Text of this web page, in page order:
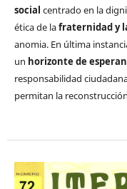
social centrado en la
ética de lafraternidad y
anomia. En última
un horizonte de
responsabilidad
permitan la